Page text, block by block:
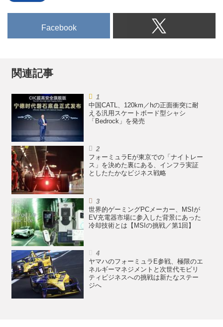
Facebook
関連記事
中国CATL、120km／hの正面衝突に耐
える汎用スケートボード型シャシ
「Bedrock」を発売
フォーミュラEが東京での「ナイトレー
ス」を決めた裏にある、インフラ実証
としたたかなビジネス戦略
世界的ゲーミングPCメーカー、MSIが
EV充電器市場に参入した背景にあった
冷却技術とは【MSIの挑戦／第1回】
ヤマハのフォーミュラE参戦、極限のエ
ネルギーマネジメントと次世代モビリ
ティビジネスへの挑戦は新たなステー
ジへ